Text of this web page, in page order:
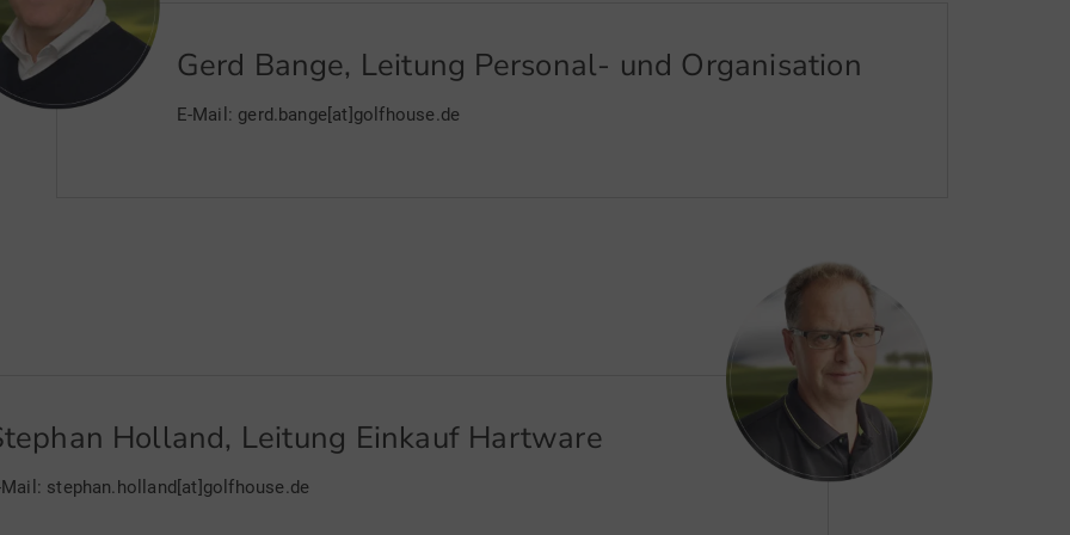
Gerd Bange, Leitung Personal- und Organisation
E-Mail: gerd.bange[at]golfhouse.de
Holland, Leitung Einkauf Hartware
stephan.holland[at]golfhouse.de